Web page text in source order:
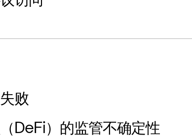
败
DeFi）的监管不确定性